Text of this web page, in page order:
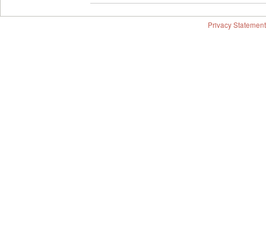
Privacy Statement